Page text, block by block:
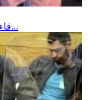
قاء خاص مع جعفر فرح مدير مركز مساواة حول...